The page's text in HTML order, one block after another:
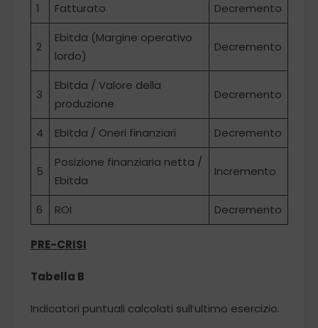
1 Fatturato Decremento
2
Ebitda (Margine operativo
lordo)
Decremento
3
Ebitda / Valore della
produzione
Decremento
4 Ebitda / Oneri finanziari Decremento
5
Posizione finanziaria netta /
Ebitda
Incremento
6 ROI Decremento
PRE-CRISI
Tabella B
Indicatori puntuali calcolati sull’ultimo esercizio.